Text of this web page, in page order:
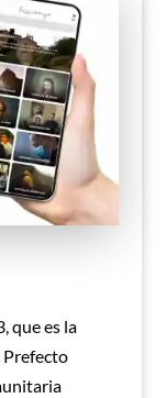
que es la
Prefecto